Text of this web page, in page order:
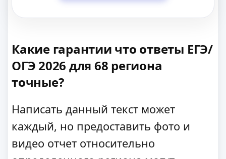
Какие гарантии что ответы ЕГЭ/
ОГЭ 2026 для 68 региона
точные?
Написать данный текст может
каждый, но предоставить фото и
видео отчет относительно